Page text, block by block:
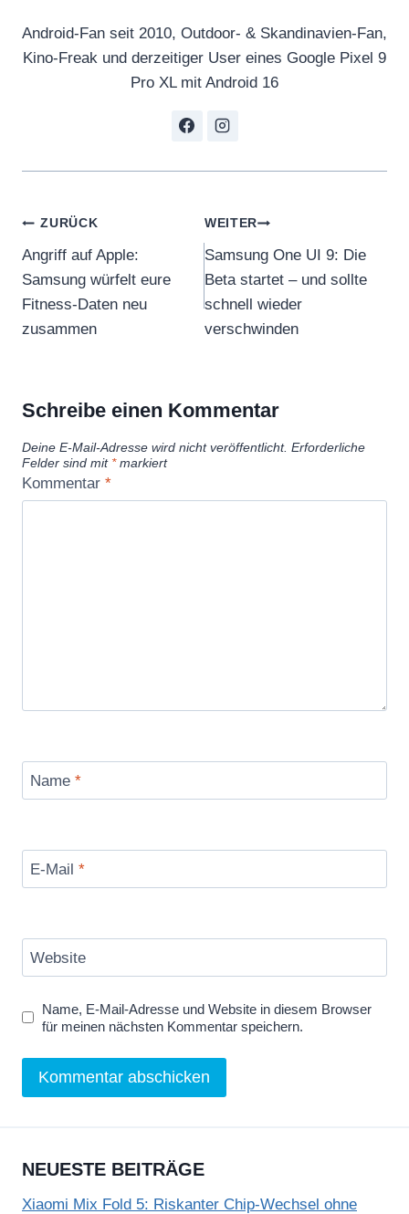
Android-Fan seit 2010, Outdoor- & Skandinavien-Fan,
Kino-Freak und derzeitiger User eines Google Pixel 9
Pro XL mit Android 16
Beitragsnavigation
ZURÜCK
Angriff auf Apple:
Samsung würfelt eure
Fitness-Daten neu
zusammen
WEITER
Samsung One UI 9: Die
Beta startet – und sollte
schnell wieder
verschwinden
Schreibe einen Kommentar
Deine E-Mail-Adresse wird nicht veröffentlicht. Erforderliche
Felder sind mit *markiert
Kommentar *
Name *
E-Mail *
Website
Name, E-Mail-Adresse und Website in diesem Browser
für meinen nächsten Kommentar speichern.
NEUESTE BEITRÄGE
Xiaomi Mix Fold 5: Riskanter Chip-Wechsel ohne